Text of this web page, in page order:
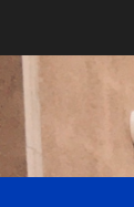
content